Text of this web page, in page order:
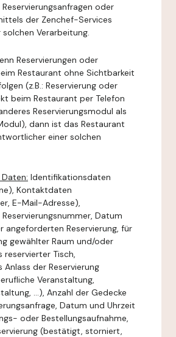
oder
der Zenchef-Services
Verarbeitung.
Reservierungen oder
Restaurant ohne Sichtbarkeit
(z.B.: Reservierung oder
beim Restaurant per Telefon
Reservierungsmodul als
dann ist das Restaurant
einer solchen
Identifikationsdaten
Kontaktdaten
E-Mail-Adresse),
Datum
angeforderten Reservierung, für
gewählter Raum und/oder
reservierter Tisch,
Anlass der Reservierung
Veranstaltung,
...), Anzahl der Gedecke
Datum und Uhrzeit
oder Bestellungsaufnahme,
(bestätigt, storniert,